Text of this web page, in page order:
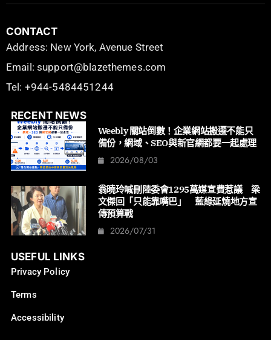
CONTACT
Address: New York, Avenue Street
Email: support@blazethemes.com
Tel: +944-5484451244
RECENT NEWS
Weebly 關站倒數！企業網站搬遷不能只
備份，網域、SEO與新官網都要一起處理
2026/08/03
翁曉玲喊刪陸委會1295萬媒宣費惹議 梁
文傑回「只能靠嘴巴」 藍綠延燒地方宣
傳預算戰
2026/07/31
USEFUL LINKS
Privacy Policy
Terms
Accessibility